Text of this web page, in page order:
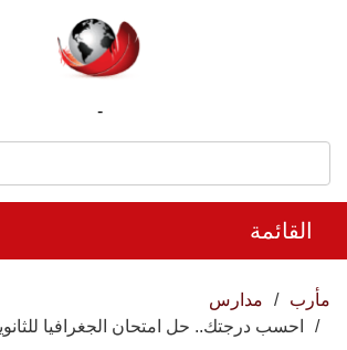
-
القائمة
مأرب
مدارس
احسب درجتك.. حل امتحان الجغرافيا